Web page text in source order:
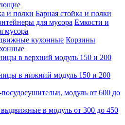
Барная стойка и полки
Емкости и
мусора
Корзины
в верхний модуль 150 и 200
в нижний модуль 150 и 200
модуль от 600 до
в модуль от 300 до 450